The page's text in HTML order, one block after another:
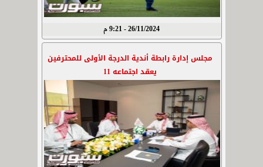
26/11/2024 - 9:21 م
مجلس إدارة رابطة أندية الدرجة الأولى للمحترفين
يعقد اجتماعه 11